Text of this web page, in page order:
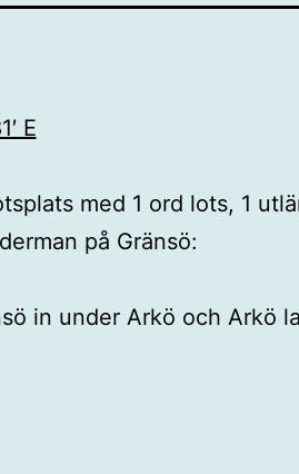
E
med 1 ord lots, 1
på Gränsö:
in under Arkö och Arkö